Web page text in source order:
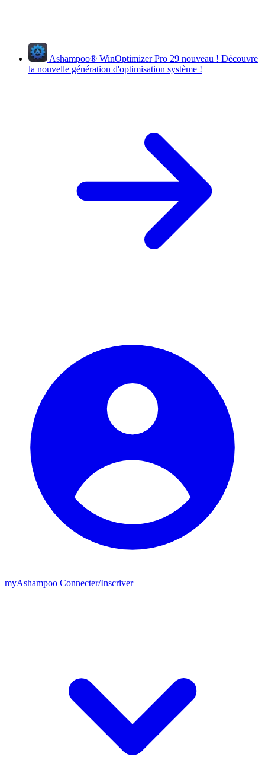
Ashampoo® WinOptimizer Pro 29 nouveau ! Découvre
la nouvelle génération d'optimisation système !
myAshampoo Connecter/Inscriver